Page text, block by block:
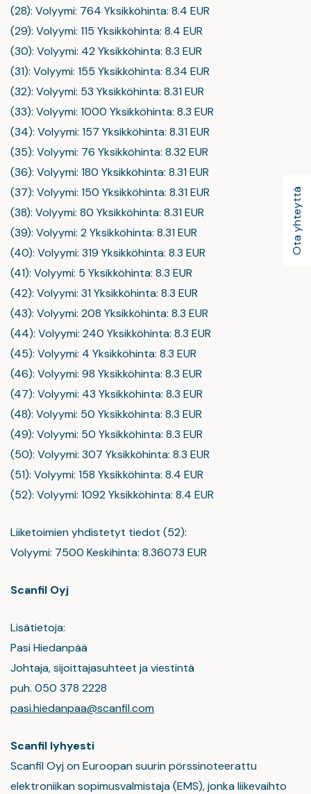
Ota yhteyttä
(28): Volyymi: 764 Yksikköhinta: 8.4 EUR
(29): Volyymi: 115 Yksikköhinta: 8.4 EUR
(30): Volyymi: 42 Yksikköhinta: 8.3 EUR
(31): Volyymi: 155 Yksikköhinta: 8.34 EUR
(32): Volyymi: 53 Yksikköhinta: 8.31 EUR
(33): Volyymi: 1000 Yksikköhinta: 8.3 EUR
(34): Volyymi: 157 Yksikköhinta: 8.31 EUR
(35): Volyymi: 76 Yksikköhinta: 8.32 EUR
(36): Volyymi: 180 Yksikköhinta: 8.31 EUR
(37): Volyymi: 150 Yksikköhinta: 8.31 EUR
(38): Volyymi: 80 Yksikköhinta: 8.31 EUR
(39): Volyymi: 2 Yksikköhinta: 8.31 EUR
(40): Volyymi: 319 Yksikköhinta: 8.3 EUR
(41): Volyymi: 5 Yksikköhinta: 8.3 EUR
(42): Volyymi: 31 Yksikköhinta: 8.3 EUR
(43): Volyymi: 208 Yksikköhinta: 8.3 EUR
(44): Volyymi: 240 Yksikköhinta: 8.3 EUR
(45): Volyymi: 4 Yksikköhinta: 8.3 EUR
(46): Volyymi: 98 Yksikköhinta: 8.3 EUR
(47): Volyymi: 43 Yksikköhinta: 8.3 EUR
(48): Volyymi: 50 Yksikköhinta: 8.3 EUR
(49): Volyymi: 50 Yksikköhinta: 8.3 EUR
(50): Volyymi: 307 Yksikköhinta: 8.3 EUR
(51): Volyymi: 158 Yksikköhinta: 8.4 EUR
(52): Volyymi: 1092 Yksikköhinta: 8.4 EUR
Liiketoimien yhdistetyt tiedot (52):
Volyymi: 7500 Keskihinta: 8.36073 EUR
Scanfil Oyj
Lisätietoja:
Pasi Hiedanpää
Johtaja, sijoittajasuhteet ja viestintä
puh. 050 378 2228
pasi.hiedanpaa@scanfil.com
Scanfil lyhyesti
Scanfil Oyj on Euroopan suurin pörssinoteerattu
elektroniikan sopimusvalmistaja (EMS), jonka liikevaihto